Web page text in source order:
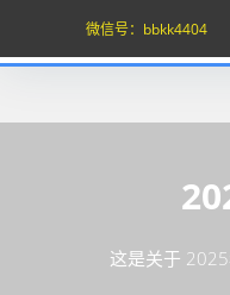
这是关于
微信号： bbkk4404